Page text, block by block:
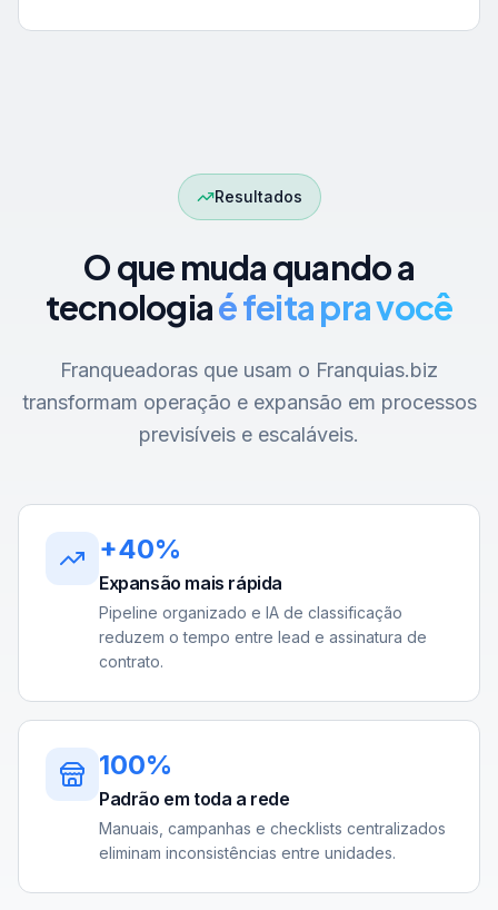
Resultados
O que muda quando a
tecnologiaé feita pra você
Franqueadoras que usam o Franquias.biz
transformam operação e expansão em processos
previsíveis e escaláveis.
+40%
Expansão mais rápida
Pipeline organizado e IA de classificação
reduzem o tempo entre lead e assinatura de
contrato.
100%
Padrão em toda a rede
Manuais, campanhas e checklists centralizados
eliminam inconsistências entre unidades.